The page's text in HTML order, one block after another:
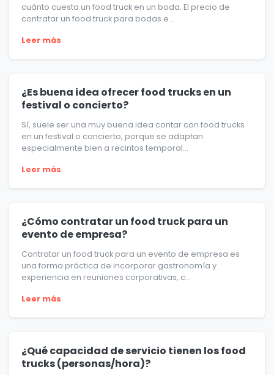
cuánto cuesta un food truck en un boda. El precio de
contratar un food truck para bodas e...
Leer más
¿Es buena idea ofrecer food trucks en un
festival o concierto?
Sí, suele ser una muy buena idea contar con food trucks
en un festival o concierto, porque se adaptan
especialmente bien a recintos temporal...
Leer más
¿Cómo contratar un food truck para un
evento de empresa?
Contratar un food truck para un evento de empresa es
una forma práctica de incorporar gastronomía y
experiencia en reuniones corporativas, c...
Leer más
¿Qué capacidad de servicio tienen los food
trucks (personas/hora)?